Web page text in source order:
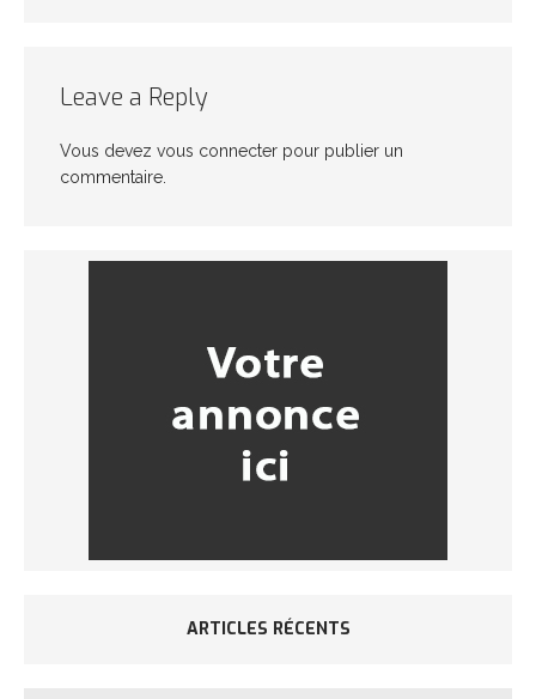
Leave a Reply
Vous devez vous connecter pour publier un
commentaire.
ARTICLES RÉCENTS